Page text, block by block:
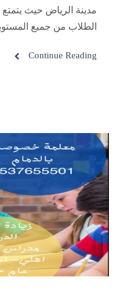
مدينة الرياض حيث
الطلاب من جميع
Continue Reading